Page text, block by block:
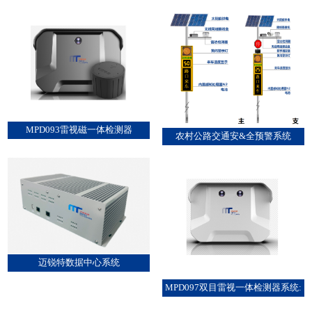
MPD093雷视磁一体检测器
农村公路交通安&全预警系统
迈锐特数据中心系统
MPD097双目雷视一体检测器系统: